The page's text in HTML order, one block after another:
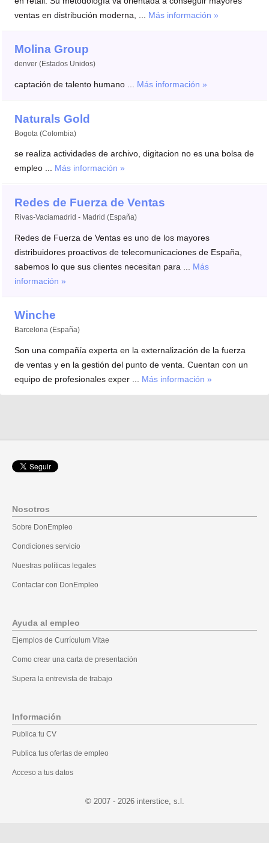
ventas en distribución moderna, ... Más información »
Molina Group
denver (Estados Unidos)
captación de talento humano ... Más información »
Naturals Gold
Bogota (Colombia)
se realiza actividades de archivo, digitacion no es una bolsa de
empleo ... Más información »
Redes de Fuerza de Ventas
Rivas-Vaciamadrid - Madrid (España)
Redes de Fuerza de Ventas es uno de los mayores
distribuidores proactivos de telecomunicaciones de España,
sabemos lo que sus clientes necesitan para ... Más
información »
Winche
Barcelona (España)
Son una compañía experta en la externalización de la fuerza
de ventas y en la gestión del punto de venta. Cuentan con un
equipo de profesionales exper ... Más información »
Nosotros
Sobre DonEmpleo
Condiciones servicio
Nuestras políticas legales
Contactar con DonEmpleo
Ayuda al empleo
Ejemplos de Currículum Vitae
Como crear una carta de presentación
Supera la entrevista de trabajo
Información
Publica tu CV
Publica tus ofertas de empleo
Acceso a tus datos
© 2007 - 2026 .l.s ,ecitsretni